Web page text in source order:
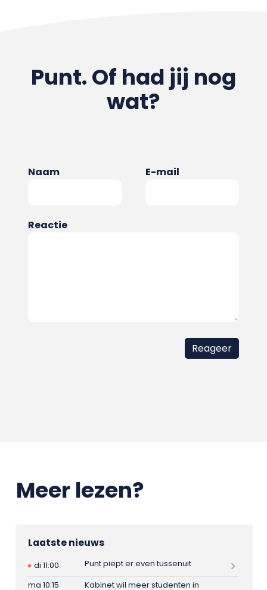
Punt. Of had jij nog
wat?
Naam E-mail
Reactie
Meer lezen?
Laatste nieuws
di 11:00
Punt piept er even tussenuit
ma 10:15
Kabinet wil meer studenten in